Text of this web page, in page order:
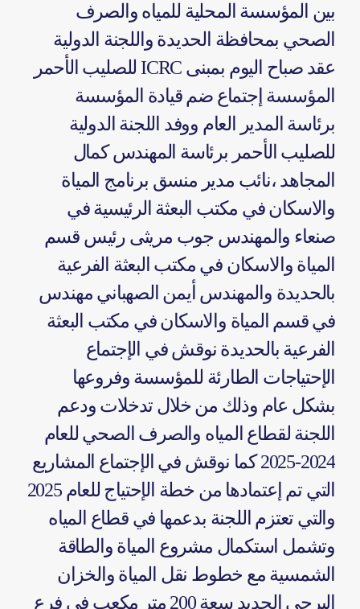
بين المؤسسة المحلية للمياه والصرف
الصحي بمحافظة الحديدة واللجنة الدولية
للصليب الأحمر ICRC عقد صباح اليوم بمبنى
المؤسسة إجتماع ضم قيادة المؤسسة
برئاسة المدير العام ووفد اللجنة الدولية
للصليب الأحمر برئاسة المهندس كمال
المجاهد ،نائب مدير منسق برنامج المياة
والاسكان في مكتب البعثة الرئيسية في
صنعاء والمهندس جوب مريثى رئيس قسم
المياة والاسكان في مكتب البعثة الفرعية
بالحديدة والمهندس أيمن الصهباني مهندس
في قسم المياة والاسكان في مكتب البعثة
الفرعية بالحديدة نوقش في الإجتماع
الإحتياجات الطارئة للمؤسسة وفروعها
بشكل عام وذلك من خلال تدخلات ودعم
اللجنة لقطاع المياه والصرف الصحي للعام
2024-2025 كما نوقش في الإجتماع المشاريع
التي تم إعتمادها من خطة الإحتياج للعام 2025
والتي تعتزم اللجنة بدعمها في قطاع المياه
وتشمل استكمال مشروع المياة والطاقة
الشمسية مع خطوط نقل المياة والخزان
البرجي الجديد سعة 200 متر مكعب في فرع